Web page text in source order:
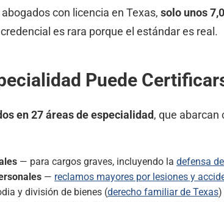
con licencia en Texas, solo unos
es rara porque el estándar es real.
Puede
en 27 áreas de especialidad, que abarcan
— para cargos graves, incluyendo la defensa
— reclamos mayores por lesiones y
y división de bienes (derecho familiar de Texas)